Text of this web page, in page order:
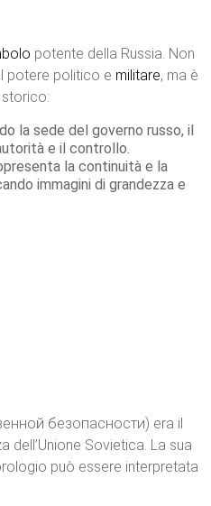
potente della Russia. Non
potere politico e militare, ma è
la sede del governo russo, il
e il controllo.
la continuità e la
immagini di grandezza e
безопасности) era il
dell’Unione Sovietica. La sua
può essere interpretata